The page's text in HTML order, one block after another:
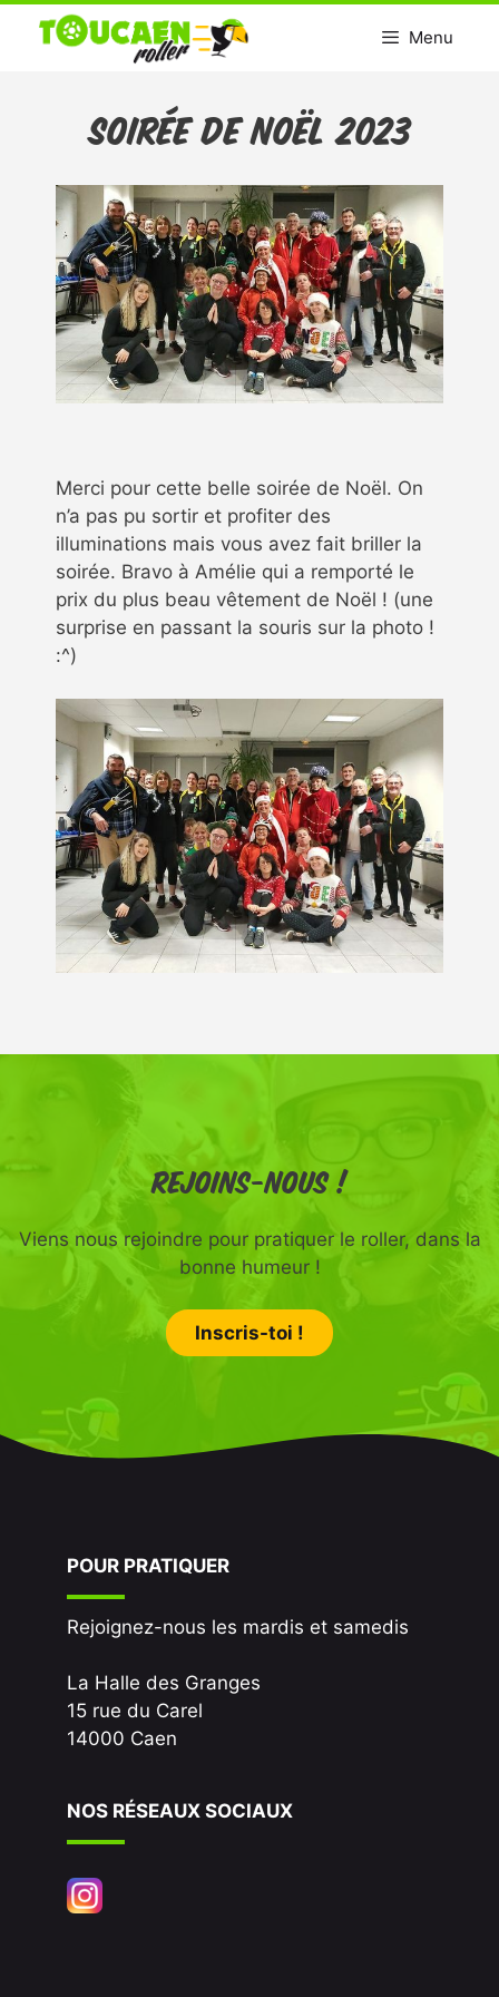
Menu
Soirée de Noël 2023
Merci pour cette belle soirée de Noël. On
n’a pas pu sortir et profiter des
illuminations mais vous avez fait briller la
soirée. Bravo à Amélie qui a remporté le
prix du plus beau vêtement de Noël ! (une
surprise en passant la souris sur la photo !
:^)
Rejoins-nous !
Viens nous rejoindre pour pratiquer le roller, dans la
bonne humeur !
Inscris-toi !
POUR PRATIQUER
Rejoignez-nous les mardis et samedis
La Halle des Granges
15 rue du Carel
14000 Caen
NOS RÉSEAUX SOCIAUX